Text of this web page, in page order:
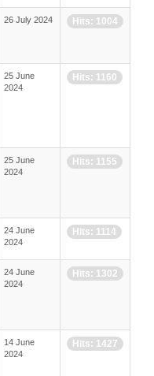
26 July 2024 Hits: 1004
25 June
2024
Hits: 1160
25 June
2024
Hits: 1155
24 June
2024
Hits: 1114
24 June
2024
Hits: 1302
14 June
2024
Hits: 1427